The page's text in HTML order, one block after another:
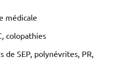
SEP, polynévrites, PR,